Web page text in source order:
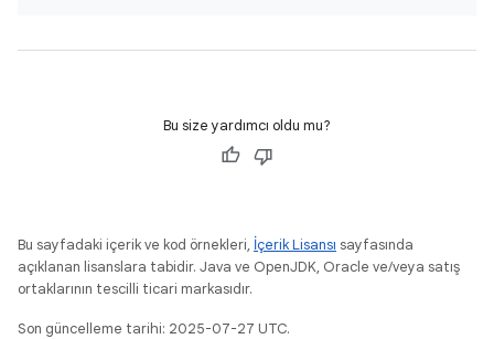
Bu size yardımcı oldu mu?
Bu sayfadaki içerik ve kod örnekleri, İçerik Lisansı sayfasında
açıklanan lisanslara tabidir. Java ve OpenJDK, Oracle ve/veya satış
ortaklarının tescilli ticari markasıdır.
Son güncelleme tarihi: 2025-07-27 UTC.